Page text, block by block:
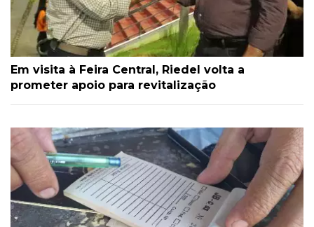
Em visita à Feira Central, Riedel volta a
prometer apoio para revitalização